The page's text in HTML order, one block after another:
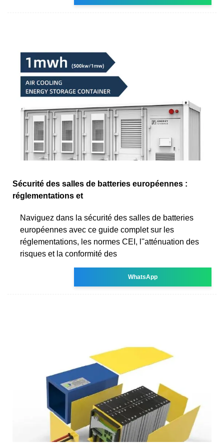
Sécurité des salles de batteries européennes :
réglementations et
Naviguez dans la sécurité des salles de batteries
européennes avec ce guide complet sur les
réglementations, les normes CEI, l''atténuation des
risques et la conformité des
WhatsApp